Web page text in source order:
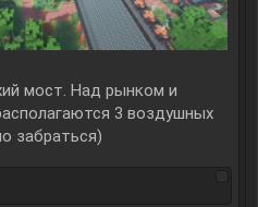
мост. Над рынком и
3 воздушных
забраться)